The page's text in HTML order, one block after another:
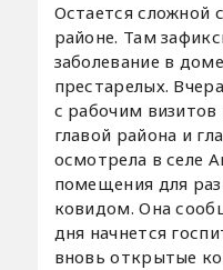
Остается сложной
районе. Там
заболевание в
престарелых.
с рабочим
главой района и
осмотрела в селе
помещения для
ковидом. Она
дня начнется
вновь открытые